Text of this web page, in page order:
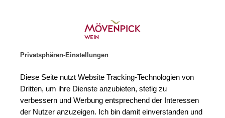
Privatsphären-Einstellungen
Diese Seite nutzt Website Tracking-Technologien von
Dritten, um ihre Dienste anzubieten, stetig zu
verbessern und Werbung entsprechend der Interessen
der Nutzer anzuzeigen. Ich bin damit einverstanden und
Zum Ende der Bildgalerie springen
Zum Anfang der